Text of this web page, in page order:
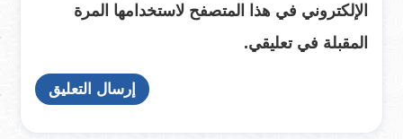
الإلكتروني في هذا المتصفح لاستخدامها المرة
المقبلة في تعليقي.